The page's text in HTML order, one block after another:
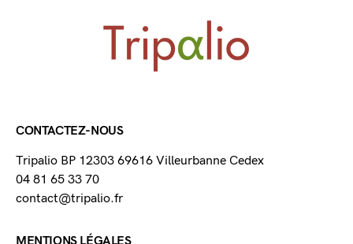
CONTACTEZ-NOUS
Tripalio BP 12303 69616 Villeurbanne Cedex
04 81 65 33 70
contact@tripalio.fr